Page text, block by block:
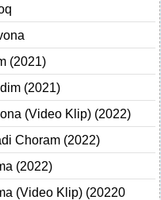
(2021)
(2021)
(Video Klip) (2022)
Choram (2022)
(2022)
(Video Klip) (20220